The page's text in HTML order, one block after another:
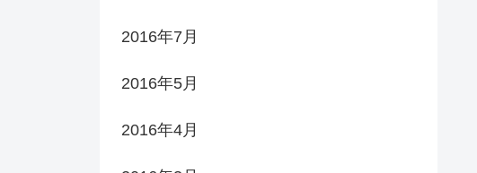
2016年7月
2016年5月
2016年4月